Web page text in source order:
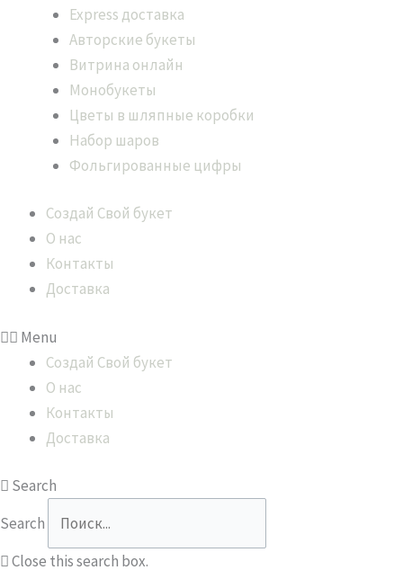
Express доставка
Авторские букеты
Витрина онлайн
Монобукеты
Цветы в шляпные коробки
Набор шаров
Фольгированные цифры
Создай Свой букет
О нас
Контакты
Доставка
Menu
Создай Свой букет
О нас
Контакты
Доставка
Search
Search
Close this search box.